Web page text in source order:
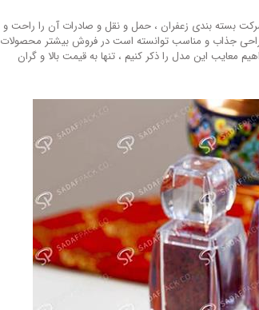
بسته بندی زعفران ، حمل و نقل و صادرات آن را راحت و
جذاب و مناسب توانسته است در فروش بیشتر محصولات
معایب این مدل را ذکر کنیم ، تنها به قیمت بالا و گران